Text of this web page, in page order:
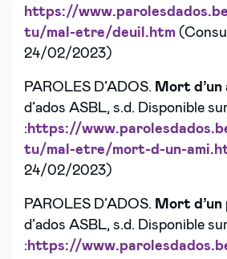
https://
tu/mal-etre/deuil.htm
24/02/2023)
PAROLES D’ADOS. Mort d’un
d’ados ASBL, s.d. Disponible
: https://
tu/mal-etre/mort-d-un-
24/02/2023)
PAROLES D’ADOS. Mort
d’ados ASBL, s.d. Disponible
: https://